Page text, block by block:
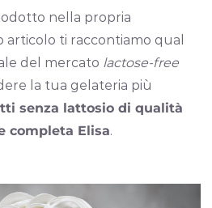
nella propria
articolo ti raccontiamo qual
del mercato lactose-free
la tua gelateria più
senza lattosio di qualità
completa Elisa.